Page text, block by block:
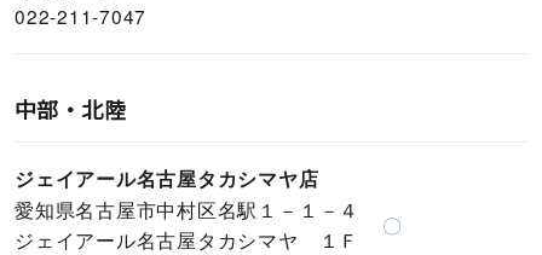
022-211-7047
中部・北陸
ジェイアール名古屋タカシマヤ店
愛知県名古屋市中村区名駅１－１－４
ジェイアール名古屋タカシマヤ １Ｆ
〇